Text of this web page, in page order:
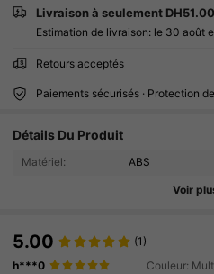
Livraison à seulement DH51.00
Estimation de livraison: le 30 août
Retours acceptés
Paiements sécurisés · Protection
Détails Du Produit
Matériel: ABS
Voir
5.00 (1)
h***0
Couleur:
4.84 18 Suiveurs